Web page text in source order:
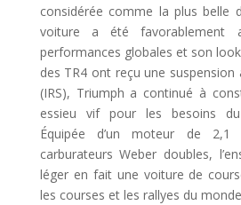
considérée comme la plus belle
voiture a été favorablement
performances globales et son
des TR4 ont reçu une suspension
(IRS), Triumph a continué à
essieu vif pour les besoins
Équipée d’un moteur de
carburateurs Weber doubles,
léger en fait une voiture de
les courses et les rallyes du